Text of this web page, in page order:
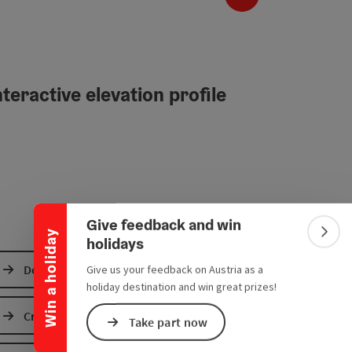
Win a holiday
Collapse banner
Give feedback and win
holidays
Give us your feedback on Austria as a
holiday destination and win great prizes!
Take part now
elevation profile
Download GPS data
Create PDF